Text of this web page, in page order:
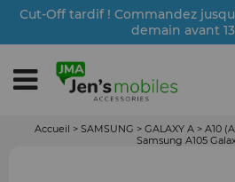
Cut-Off tardif ! Commandez
demain avant
Accueil > SAMSUNG > GALAXY A > A10
Samsung A105